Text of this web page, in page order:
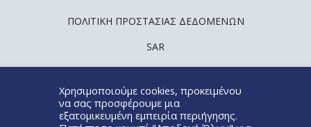
ΠΟΛΙΤΙΚΉ ΠΡΟΣΤΑΣΊΑΣ ΔΕΔΟΜΈΝΩΝ
SAR
Χρησιμοποιούμε cookies, προκειμένου
να σας προσφέρουμε μια
εξατομικευμένη εμπειρία περιήγησης.